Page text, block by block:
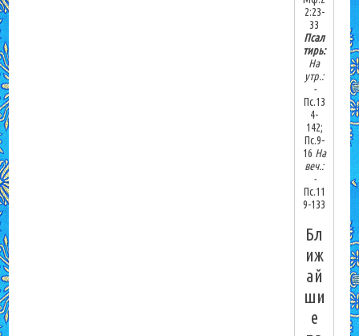
2:23-
33
Псал
тирь:
На
утр.:
-
Пс.13
4-
142;
Пс.9-
16 На
веч.:
-
Пс.11
9-133
Бл
иж
ай
ши
е